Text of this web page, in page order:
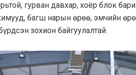
гурван давхар, хоёр блок
багш нарын өрөө, эмчийн
зохион байгуулалтай.